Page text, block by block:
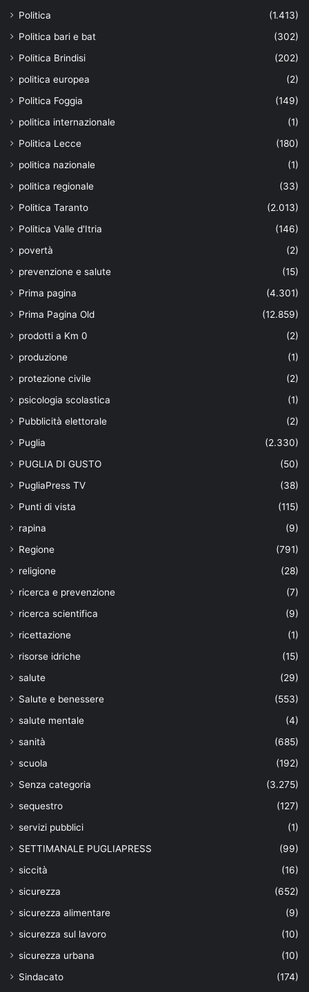
Politica
(1.413)
Politica bari e bat
(302)
Politica Brindisi
(202)
politica europea
(2)
Politica Foggia
(149)
politica internazionale
(1)
Politica Lecce
(180)
politica nazionale
(1)
politica regionale
(33)
Politica Taranto
(2.013)
Politica Valle d'Itria
(146)
povertà
(2)
prevenzione e salute
(15)
Prima pagina
(4.301)
Prima Pagina Old
(12.859)
prodotti a Km 0
(2)
produzione
(1)
protezione civile
(2)
psicologia scolastica
(1)
Pubblicità elettorale
(2)
Puglia
(2.330)
PUGLIA DI GUSTO
(50)
PugliaPress TV
(38)
Punti di vista
(115)
rapina
(9)
Regione
(791)
religione
(28)
ricerca e prevenzione
(7)
ricerca scientifica
(9)
ricettazione
(1)
risorse idriche
(15)
salute
(29)
Salute e benessere
(553)
salute mentale
(4)
sanità
(685)
scuola
(192)
Senza categoria
(3.275)
sequestro
(127)
servizi pubblici
(1)
SETTIMANALE PUGLIAPRESS
(99)
siccità
(16)
sicurezza
(652)
sicurezza alimentare
(9)
sicurezza sul lavoro
(10)
sicurezza urbana
(10)
Sindacato
(174)